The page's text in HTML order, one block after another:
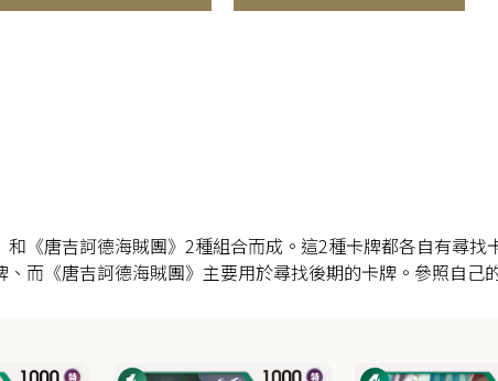
和《唐吉訶德海賊團》2種組合而成。這2種卡牌都各自有尋找
、而《唐吉訶德海賊團》主要用於尋找後期的卡牌。參照自己